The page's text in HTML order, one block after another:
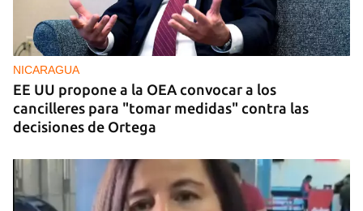
FOTO DEL DÍA
Un litro de aceite cuesta ya más de dos salarios
mínimos
NICARAGUA
EE UU propone a la OEA convocar a los
cancilleres para "tomar medidas" contra las
decisiones de Ortega